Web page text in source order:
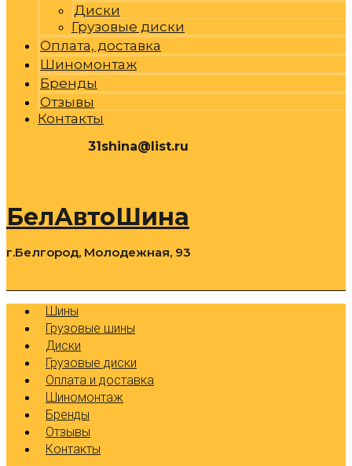
Диски
Грузовые диски
Оплата, доставка
Шиномонтаж
Бренды
Отзывы
Контакты
31shina@list.ru
БелАвтоШина
г.Белгород, Молодежная, 93
Шины
Грузовые шины
Диски
Грузовые диски
Оплата и доставка
Шиномонтаж
Бренды
Отзывы
Контакты